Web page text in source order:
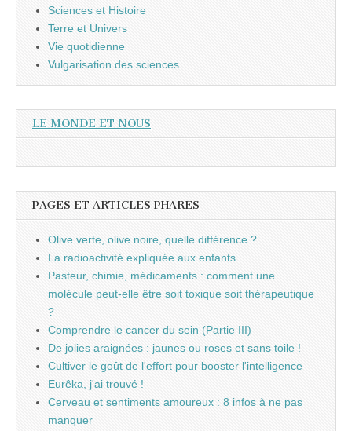
Sciences et Histoire
Terre et Univers
Vie quotidienne
Vulgarisation des sciences
LE MONDE ET NOUS
PAGES ET ARTICLES PHARES
Olive verte, olive noire, quelle différence ?
La radioactivité expliquée aux enfants
Pasteur, chimie, médicaments : comment une
molécule peut-elle être soit toxique soit thérapeutique
?
Comprendre le cancer du sein (Partie III)
De jolies araignées : jaunes ou roses et sans toile !
Cultiver le goût de l'effort pour booster l'intelligence
Eurêka, j'ai trouvé !
Cerveau et sentiments amoureux : 8 infos à ne pas
manquer